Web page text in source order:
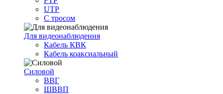
UTP
С тросом
Для видеонаблюдения
Кабель КВК
Кабель коаксиальный
Силовой
ВВГ
ШВВП